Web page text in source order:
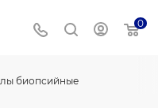
0
биопсийные